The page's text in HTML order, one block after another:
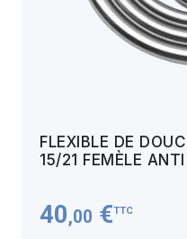
FLEXIBLE DE
15/21 FEMÈLE
40,00 €TTC